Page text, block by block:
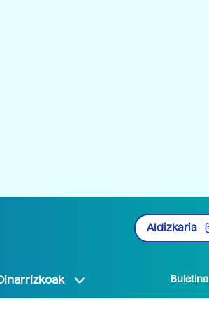
Aldizkaria
Buletina